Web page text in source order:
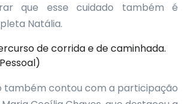
que esse cuidado também é
Natália.
de corrida e de caminhada.
também contou com a participação